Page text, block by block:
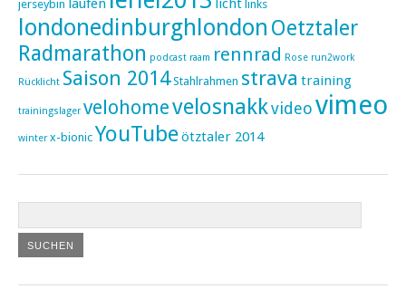
jerseybin laufen licht links
londonedinburghlondon Oetztaler
Radmarathon podcast raam rennrad Rose run2work
Rücklicht Saison 2014 Stahlrahmen strava training
trainingslager velohomevelosnakkvideovimeo
winter x-bionic YouTubeötztaler 2014